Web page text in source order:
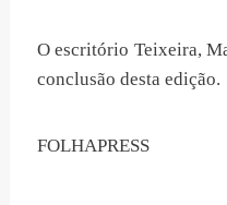
O escritório Teixeira,
conclusão desta edição.
FOLHAPRESS